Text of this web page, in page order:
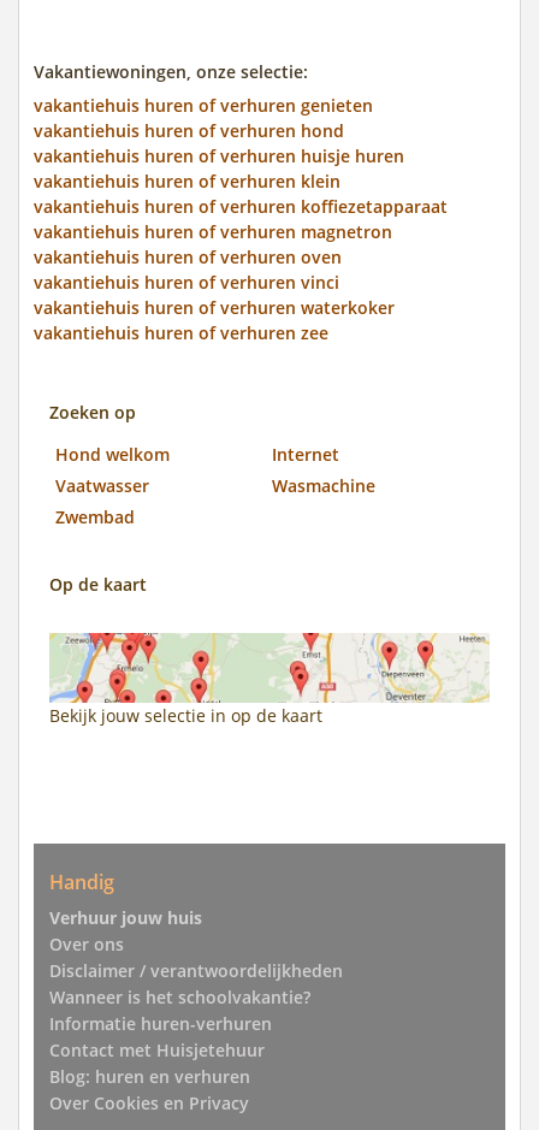
Vakantiewoningen, onze selectie:
vakantiehuis huren of verhuren genieten
vakantiehuis huren of verhuren hond
vakantiehuis huren of verhuren huisje huren
vakantiehuis huren of verhuren klein
vakantiehuis huren of verhuren koffiezetapparaat
vakantiehuis huren of verhuren magnetron
vakantiehuis huren of verhuren oven
vakantiehuis huren of verhuren vinci
vakantiehuis huren of verhuren waterkoker
vakantiehuis huren of verhuren zee
Zoeken op
Hond welkom
Internet
Vaatwasser
Wasmachine
Zwembad
Op de kaart
Bekijk jouw selectie in op de kaart
Handig
Verhuur jouw huis
Over ons
Disclaimer / verantwoordelijkheden
Wanneer is het schoolvakantie?
Informatie huren-verhuren
Contact met Huisjetehuur
Blog: huren en verhuren
Over Cookies en Privacy